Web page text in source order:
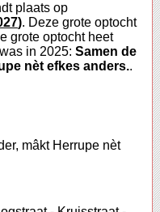
plaats op
). Deze grote optocht
grote optocht heet
in 2025: Samen de
nèt efkes anders..
mâkt Herrupe nèt